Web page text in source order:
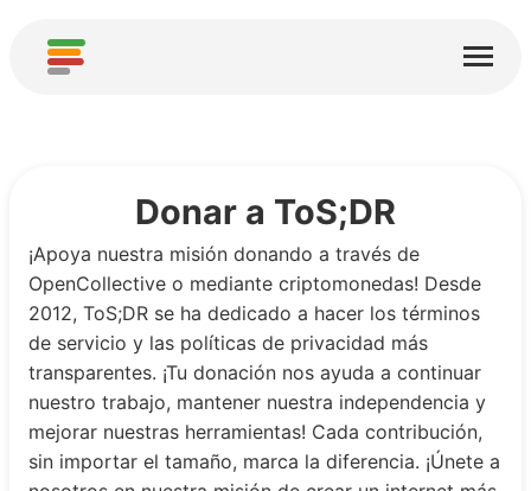
Acerca de
Descargar
Comunidades
Agradecimientos
Contribuir
Contribuir Análisis
Donar a ToS;DR
¡Apoya nuestra misión donando a través de
OpenCollective o mediante criptomonedas! Desde
2012, ToS;DR se ha dedicado a hacer los términos
de servicio y las políticas de privacidad más
transparentes. ¡Tu donación nos ayuda a continuar
nuestro trabajo, mantener nuestra independencia y
mejorar nuestras herramientas! Cada contribución,
sin importar el tamaño, marca la diferencia. ¡Únete a